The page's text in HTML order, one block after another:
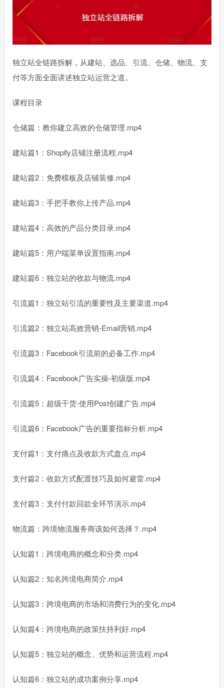
独立站全链路拆解，从建站、选品、引流、仓储、物流、支
付等方面全面讲述独立站运营之道。
课程目录
仓储篇：教你建立高效的仓储管理.mp4
建站篇1：Shopify店铺注册流程.mp4
建站篇2：免费模板及店铺装修.mp4
建站篇3：手把手教你上传产品.mp4
建站篇4：高效的产品分类目录.mp4
建站篇5：用户端菜单设置指南.mp4
建站篇6：独立站的收款与物流.mp4
引流篇1：独立站引流的重要性及主要渠道.mp4
引流篇2：独立站高效营销-Email营销.mp4
引流篇3：Facebook引流前的必备工作.mp4
引流篇4：Facebook广告实操-初级版.mp4
引流篇5：超级干货-使用Post创建广告.mp4
引流篇6：Facebook广告的重要指标分析.mp4
支付篇1：支付痛点及收款方式盘点.mp4
支付篇2：收款方式配置技巧及如何避雷.mp4
支付篇3：支付付款回款全环节演示.mp4
物流篇：跨境物流服务商该如何选择？.mp4
认知篇1：跨境电商的概念和分类.mp4
认知篇2：知名跨境电商简介.mp4
认知篇3：跨境电商的市场和消费行为的变化.mp4
认知篇4：跨境电商的政策扶持利好.mp4
认知篇5：独立站的概念、优势和运营流程.mp4
认知篇6：独立站的成功案例分享.mp4